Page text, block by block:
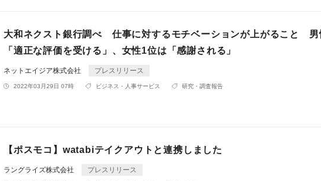
大和ネクスト銀行調べ 仕事に対するモチベーションが上がること 男
「適正な評価を受ける」、女性1位は「感謝される」
ネットエイジア株式会社 プレスリリース
2022年03月29日 07時 ビジネス・人事サービス 研究・調査報告
【ポスモコ】watabiテイクアウトと連携しました
ラングライズ株式会社 プレスリリース